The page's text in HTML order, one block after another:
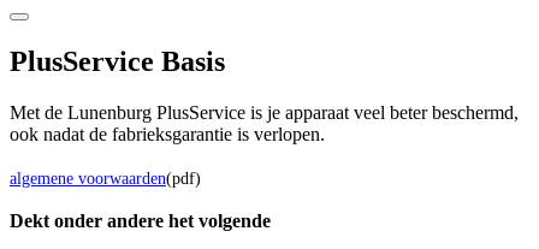
PlusService Basis
Met de Lunenburg PlusService is je apparaat veel beter beschermd,
ook nadat de fabrieksgarantie is verlopen.
algemene voorwaarden(pdf)
Dekt onder andere het volgende